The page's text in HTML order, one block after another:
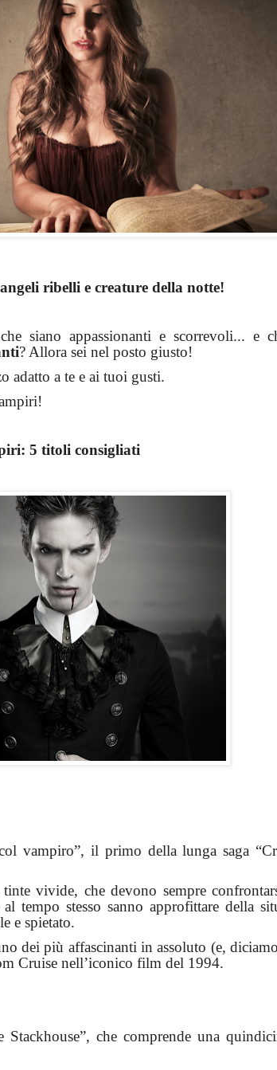
ribelli e creature della notte!
siano appassionanti e scorrevoli... e
? Allora sei nel posto giusto!
adatto a te e ai tuoi gusti.
5 titoli consigliati
vampiro”, il primo della lunga saga
vivide, che devono sempre
tempo stesso sanno approfittare della
e spietato.
dei più affascinanti in assoluto (e,
Cruise nell’iconico film del 1994.
Stackhouse”, che comprende una